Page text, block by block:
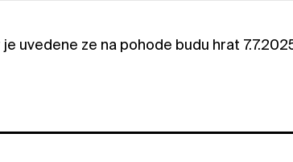
uvedene ze na pohode budu hrat